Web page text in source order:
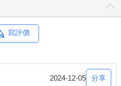
寫評價
2024-12-05 分享